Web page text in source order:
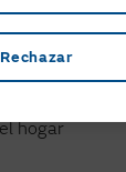
Rechazar